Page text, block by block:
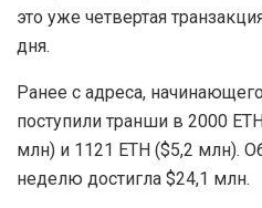
это уже четвертая
дня.
Ранее с адреса,
поступили транши в 2000
млн) и 1121 ETH ($5,2 млн).
неделю достигла $24,1 млн.